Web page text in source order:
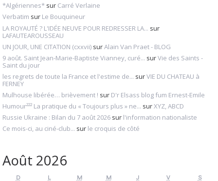
*Algériennes* sur Carré Verlaine
Verbatim sur Le Bouquineur
LA ROYAUTÉ ? L'IDÉE NEUVE POUR REDRESSER LA... sur
LAFAUTEAROUSSEAU
UN JOUR, UNE CITATION (cxxvii) surAlain Van Praet - BLOG
9 août. Saint Jean-Marie-Baptiste Vianney, curé... surVie des Saints -
Saint du jour
les regrets de toute la France et l'estime de... surVIE DU CHATEAU à
FERNEY
Mulhouse libérée… brièvement ! sur D'r Elsass blog fum Ernest-Emile
Humour²²² La pratique du « Toujours plus » ne... surXYZ, ABCD
Russie Ukraine : Bilan du 7 août 2026 sur l'information nationaliste
Ce mois-ci, au ciné-club... sur le croquis de côté
Août 2026
D L M M J V S